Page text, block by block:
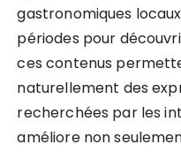
gastronomiques
périodes pour
ces contenus
naturellement des
recherchées par les
améliore non